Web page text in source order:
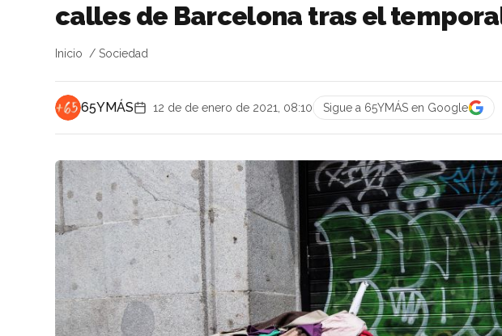
calles de Barcelona tras el
Inicio Sociedad
65YMÁS 12 de de enero de 2021, 08:10 Sigue a 65YMÁS en Google